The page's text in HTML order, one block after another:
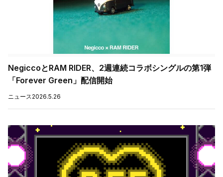
NegiccoとRAM RIDER、2週連続コラボシングルの第1弾
「Forever Green」配信開始
ニュース2026.5.26